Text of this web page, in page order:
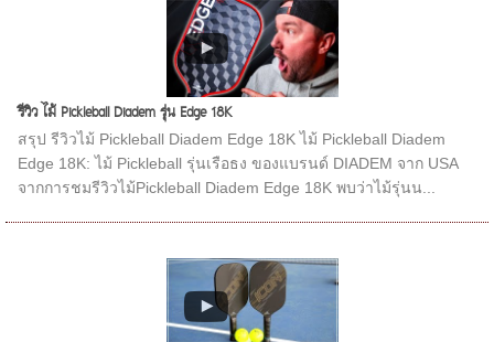
รีวิว ไม้ Pickleball Diadem รุ่น Edge 18K
สรุป รีวิวไม้ Pickleball Diadem Edge 18K ไม้ Pickleball Diadem
Edge 18K: ไม้ Pickleball รุ่นเรือธง ของแบรนด์ DIADEM จาก USA
จากการชมรีวิวไม้Pickleball Diadem Edge 18K พบว่าไม้รุ่นน...